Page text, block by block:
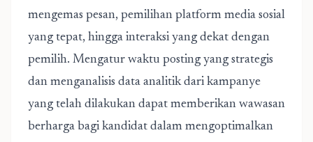
mengemas pesan, pemilihan platform media sosial
yang tepat, hingga interaksi yang dekat dengan
pemilih. Mengatur waktu posting yang strategis
dan menganalisis data analitik dari kampanye
yang telah dilakukan dapat memberikan wawasan
berharga bagi kandidat dalam mengoptimalkan